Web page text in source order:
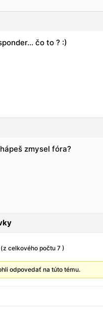
čo to ? :)
zmysel fóra?
celkového počtu 7 )
odpovedať na túto tému.